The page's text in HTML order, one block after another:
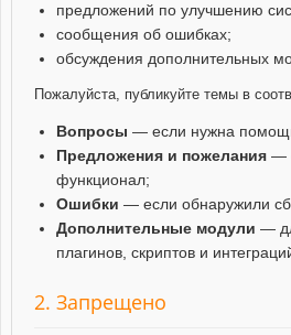
предложений по улучшению
сообщения об ошибках;
обсуждения дополнительных
Пожалуйста, публикуйте темы в
Вопросы — если нужна
Предложения и пожелания —
функционал;
Ошибки — если обнаружили
Дополнительные модули —
плагинов, скриптов и
2. Запрещено